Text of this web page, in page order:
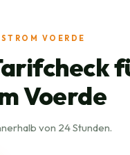
VOERDE
Voerde
von 24 Stunden.